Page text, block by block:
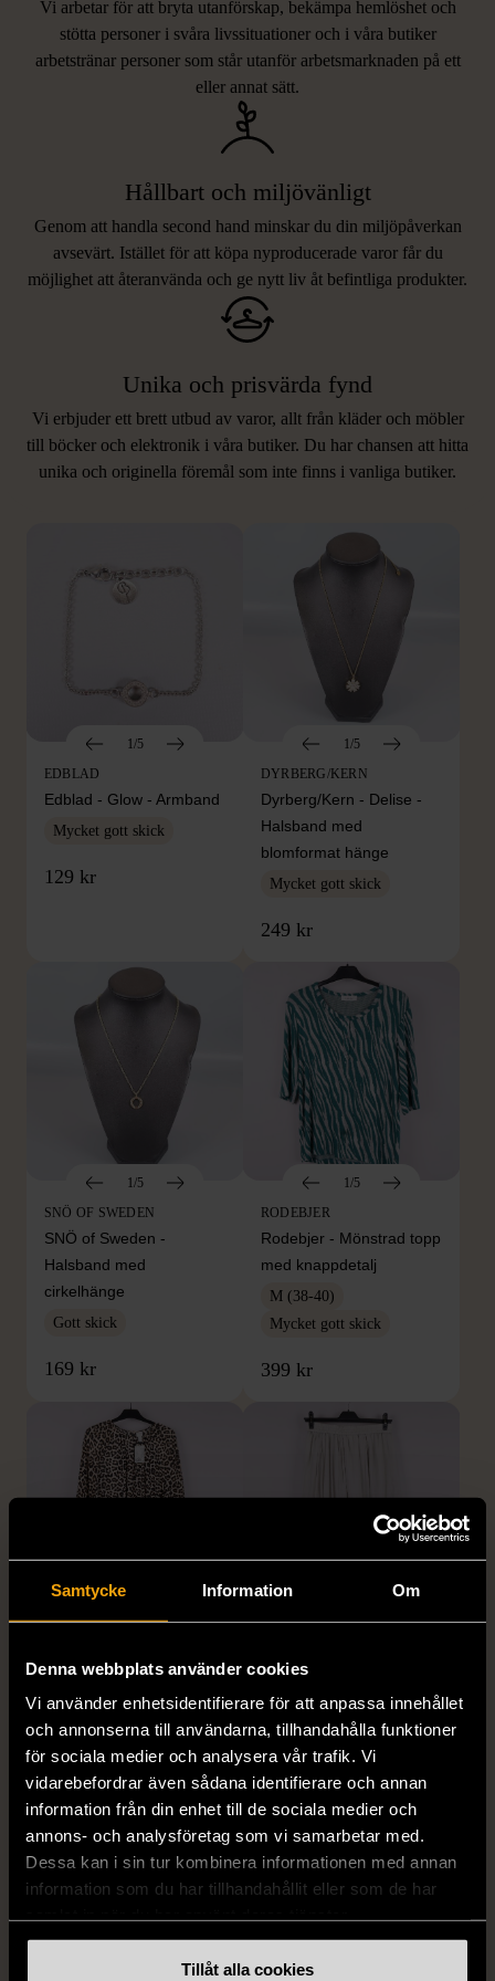
Samtycke Information Om
Denna webbplats använder cookies
Vi använder enhetsidentifierare för att anpassa innehållet
och annonserna till användarna, tillhandahålla funktioner
för sociala medier och analysera vår trafik. Vi
vidarebefordrar även sådana identifierare och annan
information från din enhet till de sociala medier och
annons- och analysföretag som vi samarbetar med.
Dessa kan i sin tur kombinera informationen med annan
information som du har tillhandahållit eller som de har
Tillåt alla cookies
Vi arbetar för att bryta utanförskap, bekämpa hemlöshet och
stötta personer i svåra livssituationer och i våra butiker
arbetstränar personer som står utanför arbetsmarknaden på ett
eller annat sätt.
Hållbart och miljövänligt
Genom att handla second hand minskar du din miljöpåverkan
avsevärt. Istället för att köpa nyproducerade varor får du
möjlighet att återanvända och ge nytt liv åt befintliga produkter.
Unika och prisvärda fynd
Vi erbjuder ett brett utbud av varor, allt från kläder och möbler
till böcker och elektronik i våra butiker. Du har chansen att hitta
unika och originella föremål som inte finns i vanliga butiker.
LIKNANDE PRODUKTER
Hitta produkter som påminner om denna
1/5
EDBLAD
Edblad - Glow - Armband
Mycket gott skick
129 kr
1/5
DYRBERG/KERN
Dyrberg/Kern - Delise -
Halsband med
blomformat hänge
Mycket gott skick
249 kr
1/5
SNÖ OF SWEDEN
SNÖ of Sweden -
Halsband med
cirkelhänge
Gott skick
169 kr
1/5
RODEBJER
Rodebjer - Mönstrad topp
med knappdetalj
M (38-40)
Mycket gott skick
399 kr
1/5
H&M - Leopardmönstrad
volangklänning
XS (32-34) Nytt skick
99 kr
1/5
H&M - Plisserad midikjol
med resårmidja -
Salviagrön
M (38-40) Gott skick
129 kr